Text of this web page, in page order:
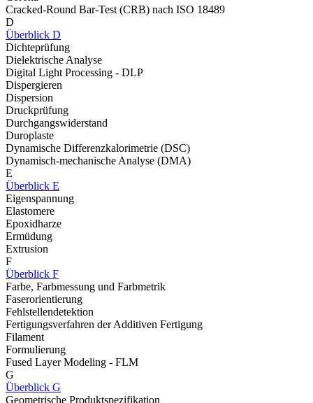
Cracked-Round Bar-Test (CRB) nach ISO 18489
D
Überblick D
Dichteprüfung
Dielektrische Analyse
Digital Light Processing - DLP
Dispergieren
Dispersion
Druckprüfung
Durchgangswiderstand
Duroplaste
Dynamische Differenzkalorimetrie (DSC)
Dynamisch-mechanische Analyse (DMA)
E
Überblick E
Eigenspannung
Elastomere
Epoxidharze
Ermüdung
Extrusion
F
Überblick F
Farbe, Farbmessung und Farbmetrik
Faserorientierung
Fehlstellendetektion
Fertigungsverfahren der Additiven Fertigung
Filament
Formulierung
Fused Layer Modeling - FLM
G
Überblick G
Geometrische Produktspezifikation